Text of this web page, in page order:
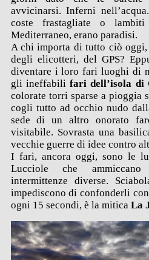
avvicinarsi. Inferni
coste frastagliate o
Mediterraneo, erano paradisi.
A chi importa di tutto ciò oggi,
degli elicotteri, del GPS?
diventare i loro fari luoghi di
gli ineffabilifari dell’isola di
colorate torri sparse a pioggia
cogli tutto ad occhio nudo
sede di un altro onorato
visitabile. Sovrasta una
vecchie guerre di idee contro
I fari, ancora oggi, sono le
Lucciole che
intermittenze diverse.
impediscono di confonderli
ogni 15 secondi, è la mitica La